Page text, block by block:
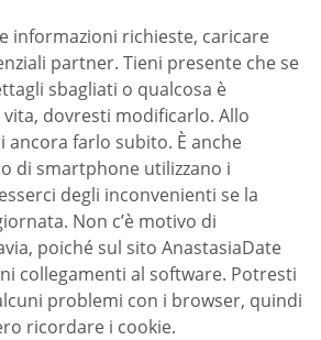
informazioni richieste, caricare
partner. Tieni presente che se
sbagliati o qualcosa è
dovresti modificarlo. Allo
ancora farlo subito. È anche
di smartphone utilizzano i
degli inconvenienti se la
Non c’è motivo di
poiché sul sito AnastasiaDate
collegamenti al software. Potresti
problemi con i browser, quindi
ricordare i cookie.